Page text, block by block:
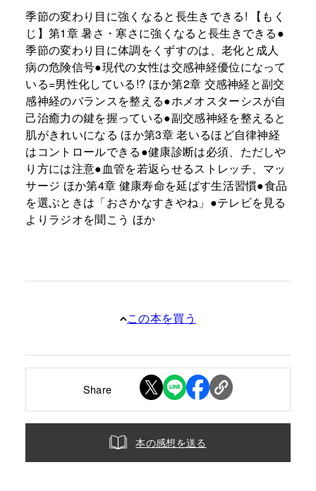
季節の変わり目に強くなると長生きできる! 【もく
じ】第1章 暑さ・寒さに強くなると長生きできる●
季節の変わり目に体調をくずすのは、老化と成人
病の危険信号●現代の女性は交感神経優位になって
いる=男性化している!? ほか第2章 交感神経と副交
感神経のバランスを整える●ホメオスターシスが自
己治癒力の鍵を握っている●副交感神経を整えると
肌がきれいになる ほか第3章 老いるほど自律神経
はコントロールできる●健康診断は必須、ただしや
り方には注意●血管を若返らせるストレッチ、マッ
サージ ほか第4章 健康寿命を延ばす生活習慣●食品
を選ぶときは「おさかなすきやね」●テレビを見る
よりラジオを聞こう ほか
この本を買う
Share
本の感想を送る